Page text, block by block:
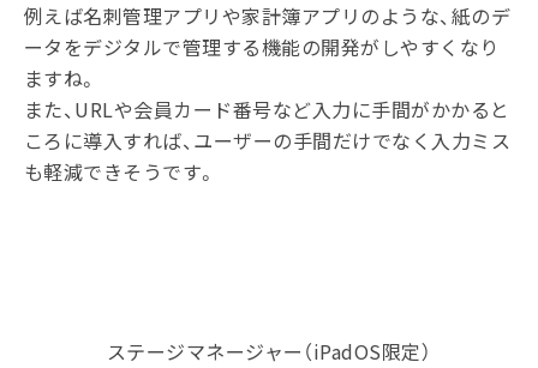
例えば名刺管理アプリや家計簿アプリのような、紙のデ
ータをデジタルで管理する機能の開発がしやすくなり
ますね。
また、URLや会員カード番号など入力に手間がかかると
ころに導入すれば、ユーザーの手間だけでなく入力ミス
も軽減できそうです。
ステージマネージャー（iPadOS限定）